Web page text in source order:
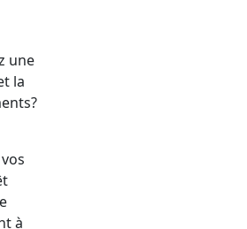
une
la
à